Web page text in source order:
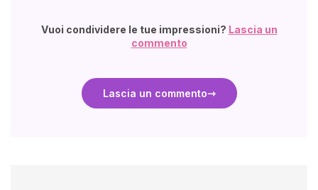
Vuoi condividere le tue impressioni? Lascia un
commento
Lascia un commento